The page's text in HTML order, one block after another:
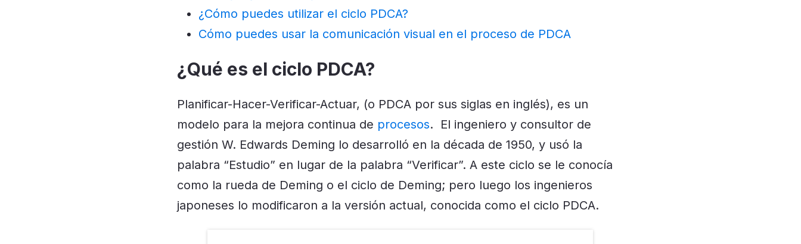
¿Cómo puedes utilizar el ciclo PDCA?
Cómo puedes usar la comunicación visual en el proceso de PDCA
¿Qué es el ciclo PDCA?
Planificar-Hacer-Verificar-Actuar, (o PDCA por sus siglas en inglés), es un
modelo para la mejora continua de procesos.
El ingeniero y consultor de
gestión W. Edwards Deming lo desarrolló en la década de 1950, y usó la
palabra “Estudio” en lugar de la palabra “Verificar”. A este ciclo se le conocía
como la rueda de Deming o el ciclo de Deming; pero luego los ingenieros
japoneses lo modificaron a la versión actual, conocida como el ciclo PDCA.